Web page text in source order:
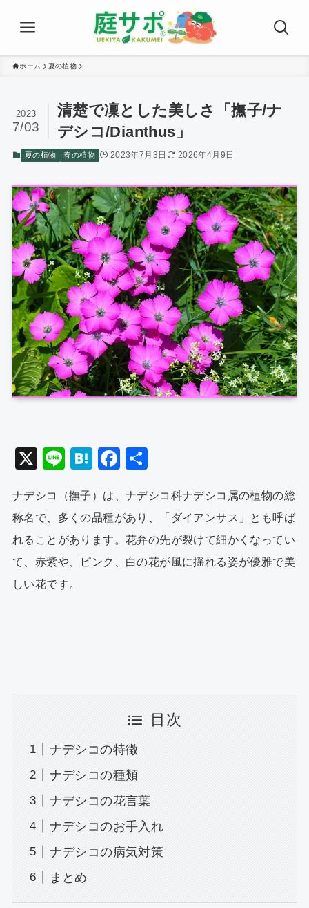
ホーム 夏の植物
清楚で凜とした美しさ「撫子/ナ
デシコ/Dianthus」
2023
7/03
夏の植物 春の植物 2023年7月3日 2026年4月9日
X
Li
e
H
e
n
a
F
c
e
b
o
ナデシコ（撫子）は、ナデシコ科ナデシコ属の植物の総
称名で、多くの品種があり、「ダイアンサス」とも呼ば
れることがあります。花弁の先が裂けて細かくなってい
て、赤紫や、ピンク、白の花が風に揺れる姿が優雅で美
しい花です。
目次
ナデシコの特徴
ナデシコの種類
ナデシコの花言葉
ナデシコのお手入れ
ナデシコの病気対策
まとめ